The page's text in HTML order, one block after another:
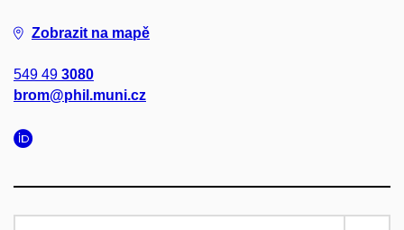
Zobrazit na mapě
549 49 3080
brom@phil.muni.cz